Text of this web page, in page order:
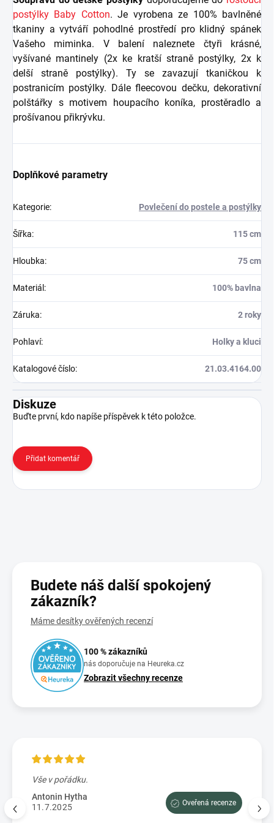
postýlky Baby Cotton. Je vyrobena ze 100% bavlněné
tkaniny a vytváří pohodlné prostředí pro klidný spánek
Vašeho miminka. V balení naleznete čtyři krásné,
vyšívané mantinely (2x ke kratší straně postýlky, 2x k
delší straně postýlky). Ty se zavazují tkaničkou k
postranicím postýlky. Dále fleecovou dečku, dekorativní
polštářky s motivem houpacího koníka, prostěradlo a
prošívanou přikrývku.
Doplňkové parametry
Kategorie: Povlečení do postele a postýlky
Šířka: 115 cm
Hloubka: 75 cm
Materiál : 100% bavlna
Záruka: 2 roky
Pohlaví: Holky a kluci
Katalogové číslo: 21.03.4164.00
Diskuze
Buďte první, kdo napíše příspěvek k této položce.
Přidat komentář
Budete náš další spokojený
zákazník?
Máme desítky ověřených recenzí
100 % zákazníků
nás doporučuje na Heureka.cz
Zobrazit všechny recenze
Vše v pořádku.
Antonin Hytha
11.7.2025
Oveřená recenze